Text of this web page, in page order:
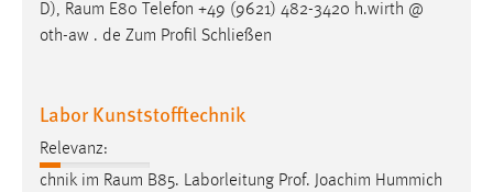
D), Raum E80 Telefon +49 (9621) 482-3420 h.wirth @
oth-aw . de Zum Profil Schließen
Labor Kunststofftechnik
Relevanz:
chnik im Raum B85. Laborleitung Prof. Joachim Hummich